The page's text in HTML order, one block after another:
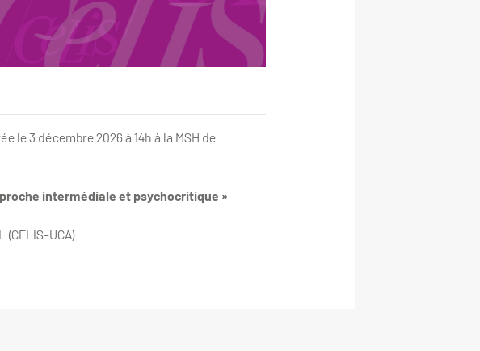
le 3 décembre 2026 à 14h à la MSH de
intermédiale et psychocritique »
(CELIS-UCA)